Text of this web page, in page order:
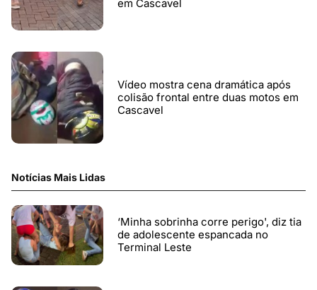
em Cascavel
Vídeo mostra cena dramática após
colisão frontal entre duas motos em
Cascavel
Notícias Mais Lidas
‘Minha sobrinha corre perigo', diz tia
de adolescente espancada no
Terminal Leste